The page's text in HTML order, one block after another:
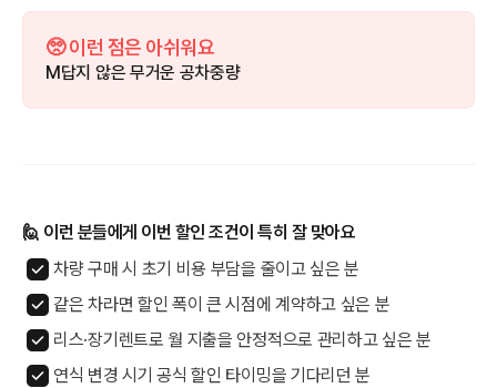
🥺 이런 점은 아쉬워요
M답지 않은 무거운 공차중량
🙋 이런 분들에게 이번 할인 조건이 특히 잘 맞아요
차량 구매 시 초기 비용 부담을 줄이고 싶은 분
같은 차라면 할인 폭이 큰 시점에 계약하고 싶은 분
리스·장기렌트로 월 지출을 안정적으로 관리하고 싶은 분
연식 변경 시기 공식 할인 타이밍을 기다리던 분